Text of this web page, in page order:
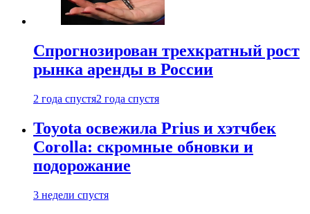
Спрогнозирован трехкратный рост
рынка аренды в России
2 года спустя2 года спустя
Toyota освежила Prius и хэтчбек
Corolla: скромные обновки и
подорожание
3 недели спустя